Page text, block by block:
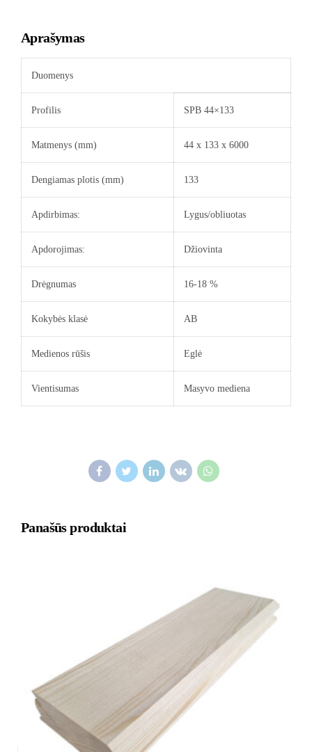
Aprašymas
Duomenys
Profilis SPB 44×133
Matmenys (mm) 44 x 133 x 6000
Dengiamas plotis (mm) 133
Apdirbimas: Lygus/obliuotas
Apdorojimas: Džiovinta
Drėgnumas 16-18 %
Kokybės klasė AB
Medienos rūšis Eglė
Vientisumas Masyvo mediena
Panašūs produktai